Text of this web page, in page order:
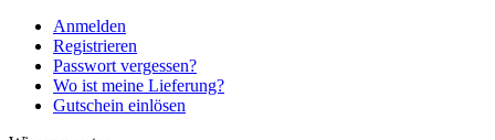
Anmelden
Registrieren
Passwort vergessen?
Wo ist meine Lieferung?
Gutschein einlösen